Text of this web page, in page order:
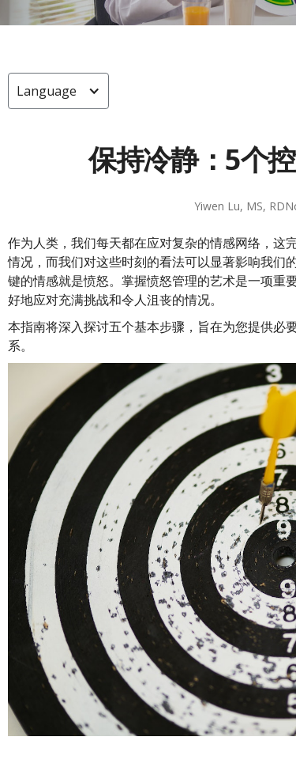
Language
保持冷静：5个
Yiwen Lu, MS, RD
作为人类，我们每天都在应对复杂的情感网络，这
情况，而我们对这些时刻的看法可以显著影响我们
键的情感就是愤怒。掌握愤怒管理的艺术是一项重
好地应对充满挑战和令人沮丧的情况。
本指南将深入探讨五个基本步骤，旨在为您提供必
系。